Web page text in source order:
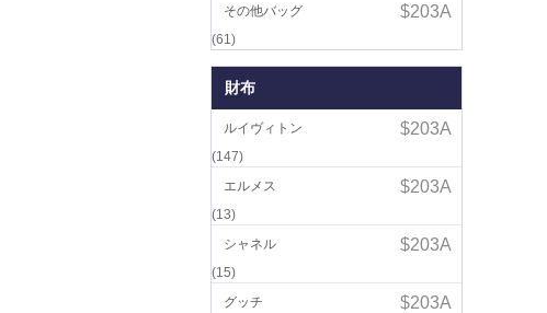
その他バッグ
(61)
財布
ルイヴィトン
(147)
エルメス
(13)
シャネル
(15)
グッチ